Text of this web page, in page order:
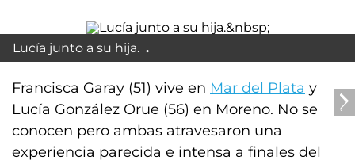
Lucía junto a su hija.
Francisca Garay (51) vive en Mar del Plata y
Lucía González Orue (56) en Moreno. No se
conocen pero ambas atravesaron una
experiencia parecida e intensa a finales del